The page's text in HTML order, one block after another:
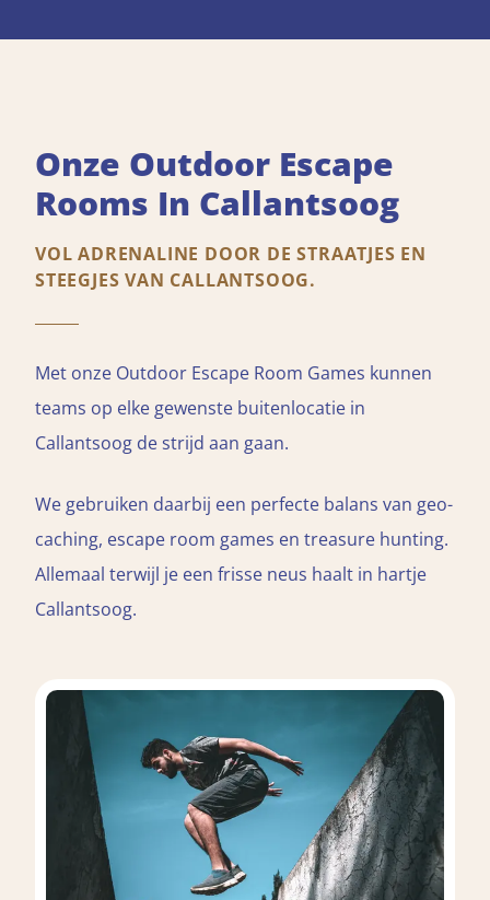
Onze Outdoor Escape
Rooms In Callantsoog
VOL ADRENALINE DOOR DE STRAATJES EN
STEEGJES VAN CALLANTSOOG.
Met onze Outdoor Escape Room Games kunnen
teams op elke gewenste buitenlocatie in
Callantsoog de strijd aan gaan.
We gebruiken daarbij een perfecte balans van geo-
caching, escape room games en treasure hunting.
Allemaal terwijl je een frisse neus haalt in hartje
Callantsoog.